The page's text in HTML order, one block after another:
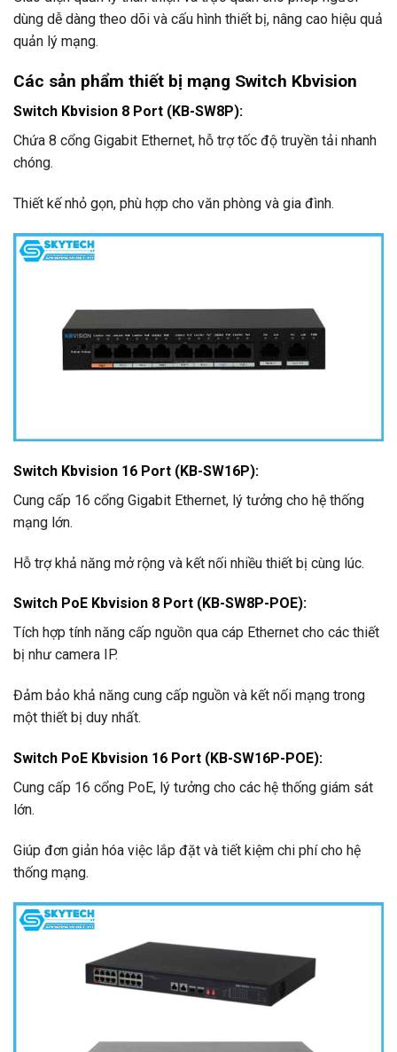
dùng dễ dàng theo dõi và cấu hình thiết bị, nâng cao hiệu quả
quản lý mạng.
Các sản phẩm thiết bị mạng Switch Kbvision
Switch Kbvision 8 Port (KB-SW8P):
Chứa 8 cổng Gigabit Ethernet, hỗ trợ tốc độ truyền tải nhanh
chóng.
Thiết kế nhỏ gọn, phù hợp cho văn phòng và gia đình.
Switch Kbvision 16 Port (KB-SW16P):
Cung cấp 16 cổng Gigabit Ethernet, lý tưởng cho hệ thống
mạng lớn.
Hỗ trợ khả năng mở rộng và kết nối nhiều thiết bị cùng lúc.
Switch PoE Kbvision 8 Port (KB-SW8P-POE):
Tích hợp tính năng cấp nguồn qua cáp Ethernet cho các thiết
bị như camera IP.
Đảm bảo khả năng cung cấp nguồn và kết nối mạng trong
một thiết bị duy nhất.
Switch PoE Kbvision 16 Port (KB-SW16P-POE):
Cung cấp 16 cổng PoE, lý tưởng cho các hệ thống giám sát
lớn.
Giúp đơn giản hóa việc lắp đặt và tiết kiệm chi phí cho hệ
thống mạng.